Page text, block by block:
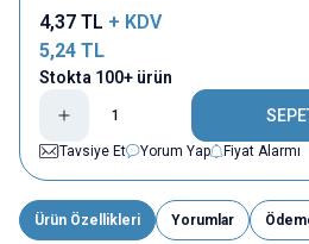
4,37 TL + KDV
5,24 TL
Stokta 100+ ürün
Tavsiye Et
Yorum Yap Fiyat Alarmı
Ürün Özellikleri Yorumlar